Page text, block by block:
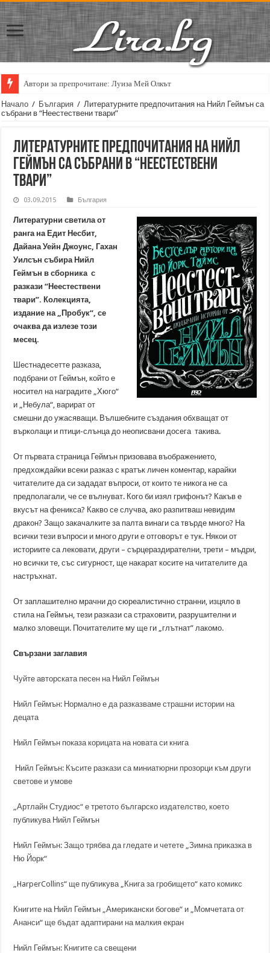
Автори за препрочитане: Луиза Мей Олкът
Кирил Кадийски: „Плачът на големия поет винаги е и сила, и
Начало / България / Литературните предпочитания на Нийл Геймън са
събрани в “Неестествени твари”
Литературните предпочитания на Нийл
Геймън са събрани в “Неестествени
твари”
03.09.2015 България
Литературни светила от
ранга на Едит Несбит,
Дайана Уейн Джоунс, Гахан
Уилсън събира Нийл
Геймън в сборника с
разкази “Неестествени
твари”. Колекцията,
издание на „Пробук“, се
очаква да излезе този
месец.
Шестнадесетте разказа,
подбрани от Геймън, който е
носител на наградите „Хюго“
и „Небула“, варират от
смешни до ужасяващи. Вълшебните създания обхващат от
върколаци и птици-слънца до неописвани досега такива.
От първата страница Геймън призовава въображението,
предхождайки всеки разказ с кратък личен коментар, карайки
читателите да си зададат въпроси, от които те никога не са
предполагали, че се вълнуват. Кого би изял грифонът? Какъв е
вкусът на феникса? Какво се случва, ако разпитваш невидим
дракон? Защо закачалките за палта винаги са твърде много? На
всички тези въпроси и много други е отговорът е тук. Някои от
историите са лековати, други – сърцераздирателни, трети – мъдри,
но всички те, със сигурност, ще накарат косите на читателите да
настръхнат.
От заплашително мрачни до сюреалистично странни, изцяло в
стила на Геймън, тези разкази са страховити, разрушителни и
малко зловещи. Почитателите му ще ги „глътнат” лакомо.
Свързани заглавия
Чуйте авторската песен на Нийл Геймън
Нийл Геймън: Нормално е да разказваме страшни истории на
децата
Нийл Геймън показа корицата на новата си книга
Нийл Геймън: Късите разкази са миниатюрни прозорци към други
светове и умове
„Артлайн Студиос“ е третото българско издателство, което
публикува Нийл Геймън
Нийл Геймън: Защо трябва да гледате и четете „Зимна приказка в
Ню Йорк“
„HarperCollins“ ще публикува „Книга за гробището“ като комикс
Книгите на Нийл Геймън „Американски богове“ и „Момчетата от
Ананси“ ще бъдат адаптирани на малкия екран
Нийл Геймън: Книгите са свещени